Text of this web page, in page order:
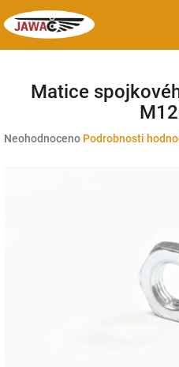
na
obsah
Matice
Průměrné
Neohodnoceno Podrobnosti